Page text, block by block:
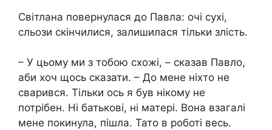
Світлана повернулася до Павла: очі сухі,
сльози скінчилися, залишилася тільки злість.
– У цьому ми з тобою схожі, – сказав Павло,
аби хоч щось сказати. – До мене ніхто не
сварився. Тільки ось я був нікому не
потрібен. Ні батькові, ні матері. Вона взагалі
мене покинула, пішла. Тато в роботі весь.